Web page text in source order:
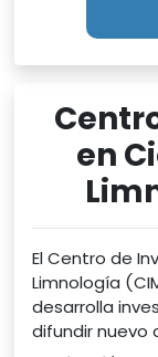
en
El Centro de
Limnología
desarrolla
difundir nuevo